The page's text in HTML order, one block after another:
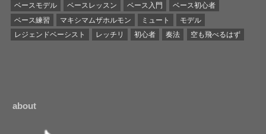
ベースモデル
ベースレッスン ベース入門
ベース初心者
ベース練習
マキシマムザホルモン ミュート
モデル
レジェンドベーシスト
レッチリ 初心者 奏法 空も飛べるはず
about